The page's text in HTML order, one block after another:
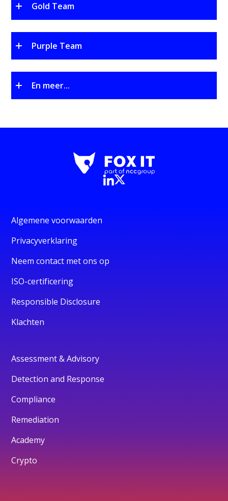
Gold Team
Purple Team
En meer...
Algemene voorwaarden
Privacyverklaring
Neem contact met ons op
ISO-certificering
Responsible Disclosure
Klachten
Assessment & Advisory
Detection and Response
Compliance
Remediation
Academy
Crypto